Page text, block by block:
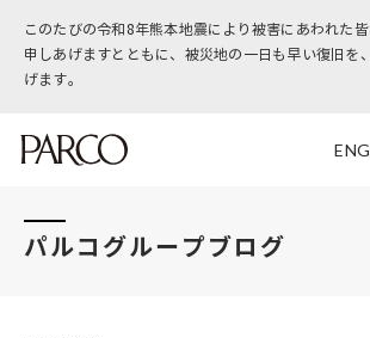
このたびの令和8年熊本地震により被害にあわれた
申しあげますとともに、被災地の一日も早い復旧を
げます。
パルコグループブログ